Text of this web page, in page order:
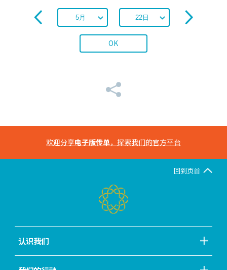
OK
欢迎分享电子版传单，探索我们的官方平台
回到页首
认识我们